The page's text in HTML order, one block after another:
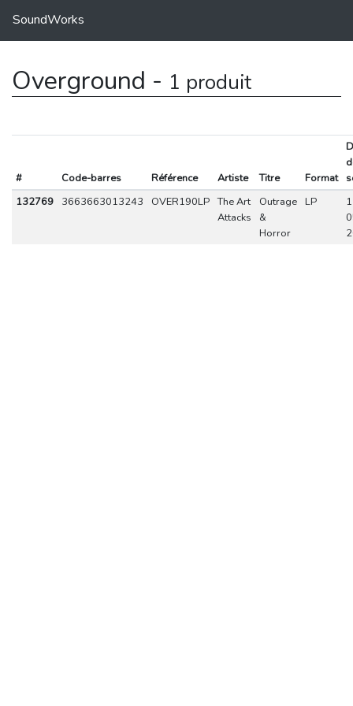
SoundWorks
Overground - 1 produit
# Code-barres Référence Artiste Titre Format
132769
3663663013243 OVER190LP The Art
Attacks
Outrage
&
Horror
LP